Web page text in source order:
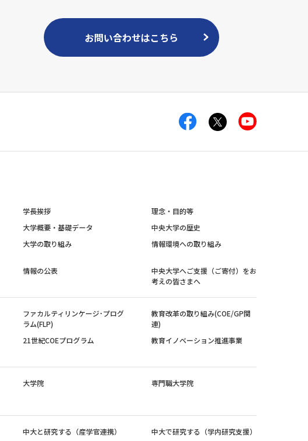
お問い合わせはこちら
学長挨拶
理念・目的等
大学概要・基礎データ
中央大学の歴史
大学の取り組み 情報環境への取り組み
情報の公表
中央大学へご支援（ご寄付）をお
考えの皆さまへ
ファカルティリンケージ･プログ
ラム(FLP)
教育改革の取り組み(COE/GP関
連)
21世紀COEプログラム 教育イノベーション推進事業
大学院
専門職大学院
中大と研究する（産学官連携）
中大で研究する（学内研究支援）